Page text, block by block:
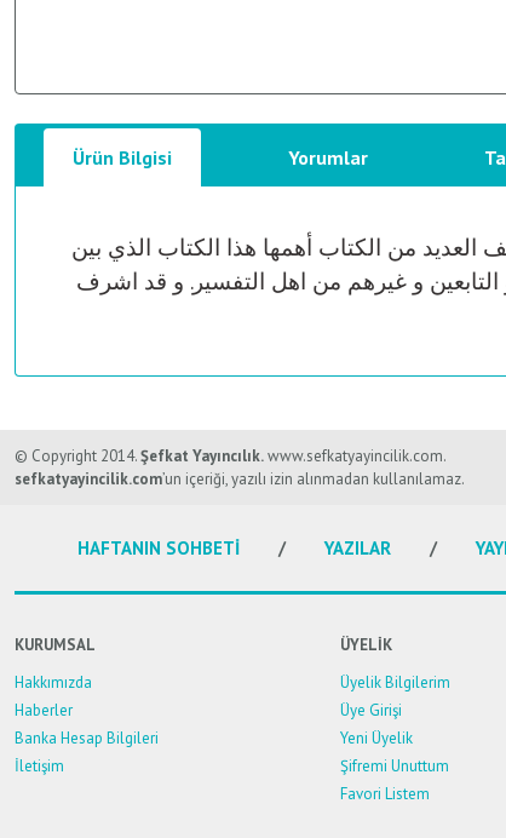
Ürün Bilgisi Yorumlar
العديد من الكتاب أهمها هذا الكتاب الذي بين
التابعين و غيرهم من اهل التفسير. و قد اشرف
Görüş ve önerileriniz için teşekkür ederiz.
Ürün açıklamasında eksik bilgiler bulunuyor.
Bu ürüne benzer farklı alternatifler olmalı.
© Copyright 2014.Şefkat Yayıncılık.www.sefkatyayincilik.com.
sefkatyayincilik.com’un içeriği, yazılı izin alınmadan kullanılamaz.
HAFTANIN SOHBETİ YAZILAR
KURUMSAL
Hakkımızda
Haberler
Banka Hesap Bilgileri
İletişim
ÜYELİK
Üyelik Bilgilerim
Üye Girişi
Yeni Üyelik
Şifremi Unuttum
Favori Listem